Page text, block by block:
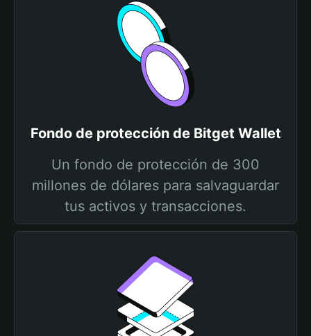
Fondo de protección de Bitget Wallet
Un fondo de protección de 300
millones de dólares para salvaguardar
tus activos y transacciones.